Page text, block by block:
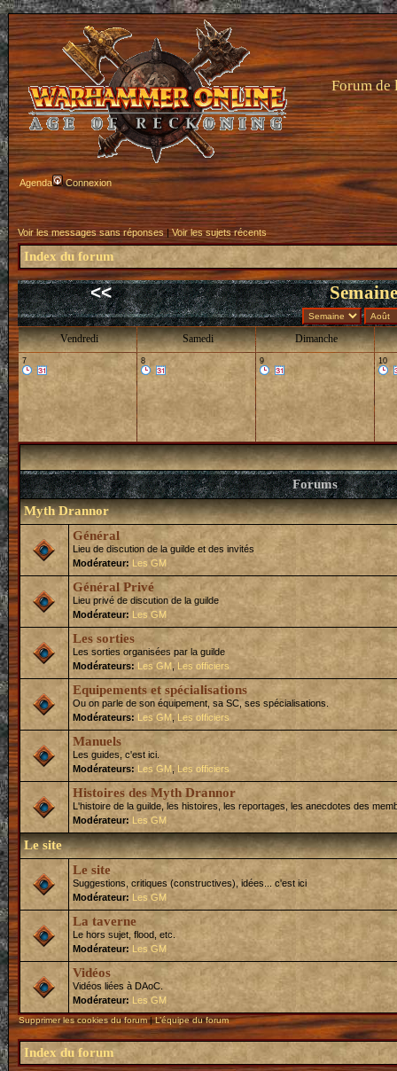
Forum
Agenda Connexion
Voir les messages sans réponses|Voir les sujets récents
Index du forum
<<
Vendredi Samedi Dimanche
7 8 9 10
Forums
Myth Drannor
Général
Lieu de discution de la guilde et des invités
Modérateur: Les GM
Général Privé
Lieu privé de discution de la guilde
Modérateur: Les GM
Les sorties
Les sorties organisées par la guilde
Modérateurs: Les GM, Les officiers
Equipements et spécialisations
Ou on parle de son équipement, sa SC, ses spécialisations.
Modérateurs: Les GM, Les officiers
Manuels
Les guides, c'est ici.
Modérateurs: Les GM, Les officiers
Histoires des Myth Drannor
L'histoire de la guilde, les histoires, les reportages, les anecdotes des
Modérateur: Les GM
Le site
Le site
Suggestions, critiques (constructives), idées... c'est ici
Modérateur: Les GM
La taverne
Le hors sujet, flood, etc.
Modérateur: Les GM
Vidéos
Vidéos liées à DAoC.
Modérateur: Les GM
Supprimer les cookies du forum|L’équipe du forum
Index du forum